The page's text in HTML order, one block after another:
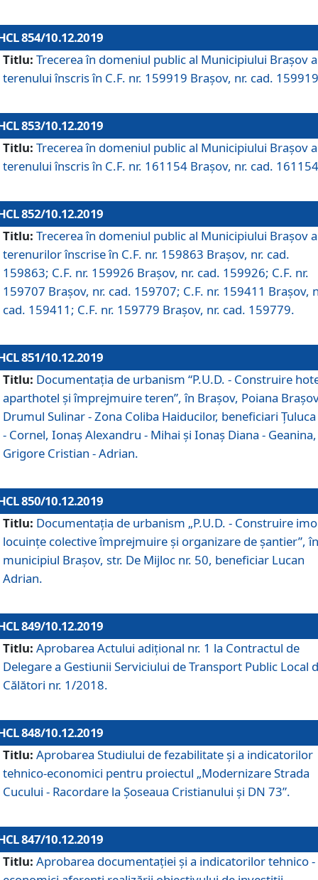
854/10.12.2019
Titlu: Trecerea în domeniul public al Municipiului Braşov a
terenului înscris în C.F. nr. 159919 Brașov, nr. cad.
853/10.12.2019
Titlu: Trecerea în domeniul public al Municipiului Braşov a
terenului înscris în C.F. nr. 161154 Brașov, nr. cad.
852/10.12.2019
Titlu: Trecerea în domeniul public al Municipiului Braşov a
terenurilor înscrise în C.F. nr. 159863 Brașov, nr. cad.
159863; C.F. nr. 159926 Brașov, nr. cad. 159926; C.F. nr.
159707 Brașov, nr. cad. 159707; C.F. nr. 159411 Brașov,
cad. 159411; C.F. nr. 159779 Brașov, nr. cad. 159779.
851/10.12.2019
Titlu: Documentaţia de urbanism “P.U.D. - Construire
aparthotel şi împrejmuire teren”, în Braşov, Poiana
Drumul Sulinar - Zona Coliba Haiducilor, beneficiari
- Cornel, Ionaş Alexandru - Mihai şi Ionaş Diana - Geanina,
Grigore Cristian - Adrian.
850/10.12.2019
Titlu: Documentaţia de urbanism „P.U.D. - Construire
locuințe colective împrejmuire și organizare de șantier”, în
municipiul Braşov, str. De Mijloc nr. 50, beneficiar Lucan
Adrian.
849/10.12.2019
Titlu: Aprobarea Actului adiţional nr. 1 la Contractul de
Delegare a Gestiunii Serviciului de Transport Public Local
Călători nr. 1/2018.
848/10.12.2019
Titlu: Aprobarea Studiului de fezabilitate şi a indicatorilor
tehnico-economici pentru proiectul „Modernizare Strada
Cucului - Racordare la Șoseaua Cristianului și DN 73”.
847/10.12.2019
Titlu: Aprobarea documentației și a indicatorilor tehnico -